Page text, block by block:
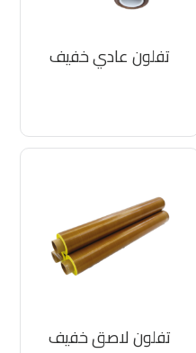
تفلون عادي خفيف
تفلون لاصق خفيف